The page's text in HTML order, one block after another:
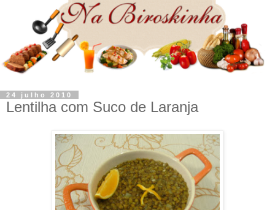
24 julho 2010
Lentilha com Suco de Laranja